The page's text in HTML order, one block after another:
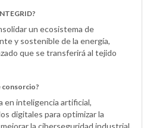
un ecosistema de
y sostenible de la energía,
que se transferirá al tejido
consorcio?
en inteligencia artificial,
digitales para optimizar la
la ciberseguridad industrial.